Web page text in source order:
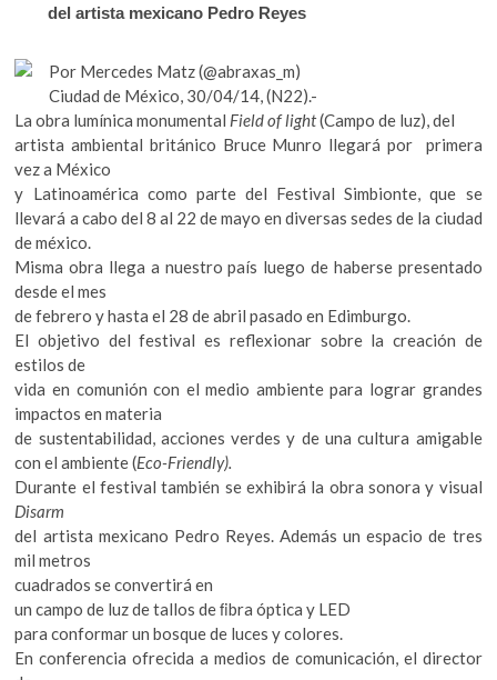
b
o
k
er s
p
p
del artista mexicano Pedro Reyes
Por Mercedes Matz (@abraxas_m)
Ciudad de México, 30/04/14, (N22).-
La obra lumínica monumental Field of light(Campo de luz), del
artista ambiental británico Bruce Munro llegará por primera
vez a México
y Latinoamérica como parte del Festival Simbionte, que se
llevará a cabo del 8 al 22 de mayo en diversas sedes de la ciudad
de méxico.
Misma obra llega a nuestro país luego de haberse presentado
desde el mes
de febrero y hasta el 28 de abril pasado en Edimburgo.
El objetivo del festival es reflexionar sobre la creación de
estilos de
vida en comunión con el medio ambiente para lograr grandes
impactos en materia
de sustentabilidad, acciones verdes y de una cultura amigable
con el ambiente (Eco-Friendly).
Durante el festival también se exhibirá la obra sonora y visual
Disarm
del artista mexicano Pedro Reyes. Además un espacio de tres
mil metros
cuadrados se convertirá en
un campo de luz de tallos de ﬁbra óptica y LED
para conformar un bosque de luces y colores.
En conferencia ofrecida a medios de comunicación, el director